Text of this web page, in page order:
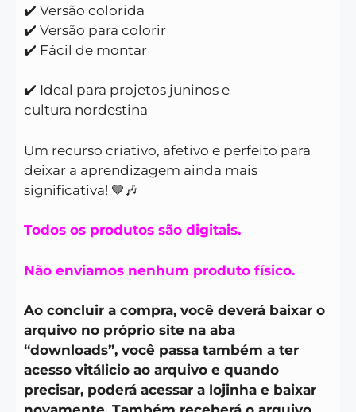
✔️ Versão colorida
✔️ Versão para colorir
✔️ Fácil de montar
✔️ Ideal para projetos juninos e
cultura nordestina
Um recurso criativo, afetivo e perfeito para
deixar a aprendizagem ainda mais
significativa! 🤎🎶
Todos os produtos são digitais.
Não enviamos nenhum produto físico.
Ao concluir a compra, você deverá baixar o
arquivo no próprio site na aba
“downloads”, você passa também a ter
acesso vitálicio ao arquivo e quando
precisar, poderá acessar a lojinha e baixar